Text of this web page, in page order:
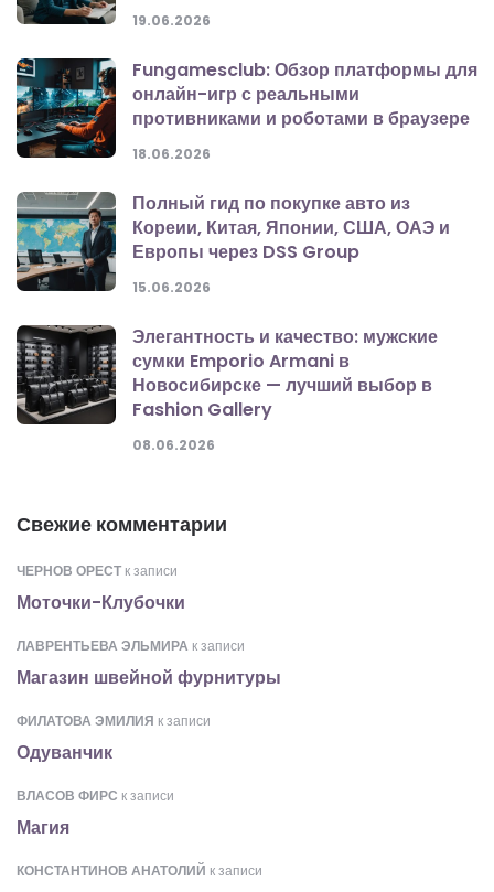
19.06.2026
Fungamesclub: Обзор платформы для
онлайн-игр с реальными
противниками и роботами в браузере
18.06.2026
Полный гид по покупке авто из
Кореии, Китая, Японии, США, ОАЭ и
Европы через DSS Group
15.06.2026
Элегантность и качество: мужские
сумки Emporio Armani в
Новосибирске — лучший выбор в
Fashion Gallery
08.06.2026
Свежие комментарии
ЧЕРНОВ ОРЕСТ к записи
Моточки-Клубочки
ЛАВРЕНТЬЕВА ЭЛЬМИРА к записи
Магазин швейной фурнитуры
ФИЛАТОВА ЭМИЛИЯ к записи
Одуванчик
ВЛАСОВ ФИРС к записи
Магия
КОНСТАНТИНОВ АНАТОЛИЙ к записи